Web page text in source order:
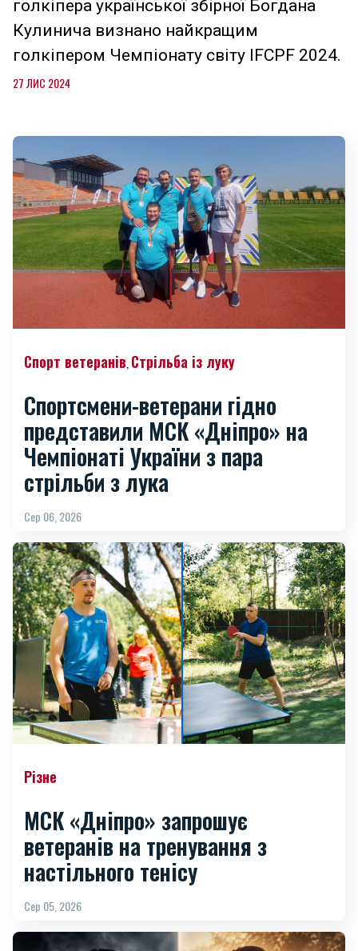
голкіпера української збірної Богдана
Кулинича визнано найкращим
голкіпером Чемпіонату світу IFCPF 2024.
27 ЛИС 2024
Спорт ветеранів Стрільба із луку
Спортсмени-ветерани гідно
представили МСК «Дніпро» на
Чемпіонаті України з пара
стрільби з лука
Сер 06, 2026
Різне
МСК «Дніпро» запрошує
ветеранів на тренування з
настільного тенісу
Сер 05, 2026